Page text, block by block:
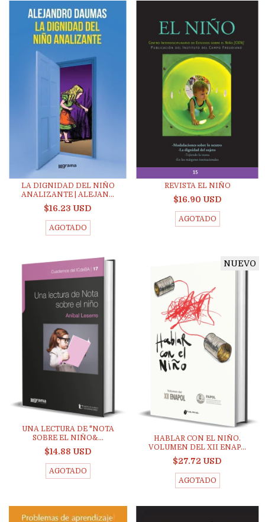
LA DIGNIDAD DEL NIÑO
ANALIZANTE | ALEJAN...
$16.23 USD
AGOTADO
REVISTA EL NIÑO
$16.90 USD
AGOTADO
UNA LECTURA DE "NOTA
SOBRE EL NIÑO&...
$14.88 USD
AGOTADO
NUEVO
HABLAR CON EL NIÑO.
VOLUMEN DEL XII ENAP...
$27.72 USD
AGOTADO